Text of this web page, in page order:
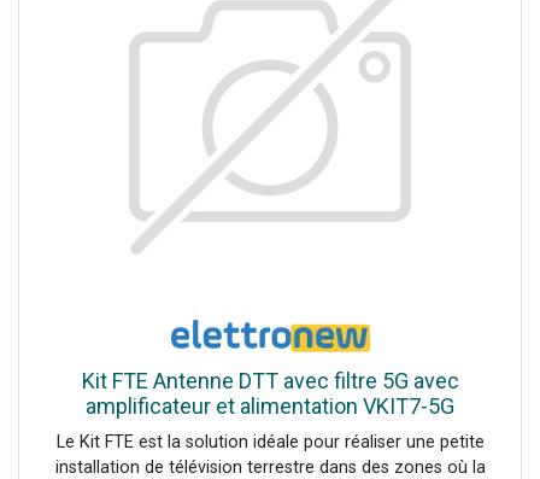
Température de fonctionnement : -10 ÷ +50 °C
Alimentation 12 Vcc / 80 mA sur entrée UHF Dimensions
(L×H×P) : 98 × 65 × 18 mm Alimentation via câble coaxial
par alimentation 12V codes LPS301 / LPS302 / LPS202 (à
acheter séparément)
Kit FTE Antenne DTT avec filtre 5G avec
amplificateur et alimentation VKIT7-5G
Le Kit FTE est la solution idéale pour réaliser une petite
installation de télévision terrestre dans des zones où la